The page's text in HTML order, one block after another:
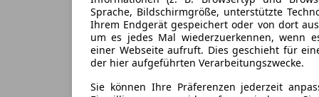
Sprache, Bildschirmgröße, unterstützte
Ihrem Endgerät gespeichert oder von dort
um es jedes Mal wiederzuerkennen, wenn
einer Webseite aufruft. Dies geschieht für
der hier aufgeführten Verarbeitungszwecke.
Sie können Ihre Präferenzen jederzeit